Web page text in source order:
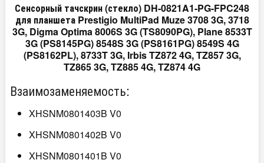
Сенсорный тачскрин (стекло) DH-0821A1-PG-FPC248
для планшета Prestigio MultiPad Muze 3708 3G, 3718
3G, Digma Optima 8006S 3G (TS8090PG), Plane 8533T
3G (PS8145PG) 8548S 3G (PS8161PG) 8549S 4G
(PS8162PL), 8733T 3G, Irbis TZ872 4G, TZ857 3G,
TZ865 3G, TZ885 4G, TZ874 4G
Взаимозаменяемость:
XHSNM0801403B V0
XHSNM0801402B V0
XHSNM0801401B V0